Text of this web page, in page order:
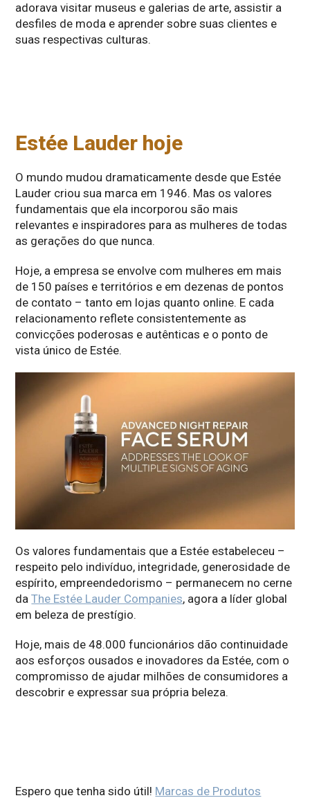
adorava visitar museus e galerias de arte, assistir a
desfiles de moda e aprender sobre suas clientes e
suas respectivas culturas.
Estée Lauder hoje
O mundo mudou dramaticamente desde que Estée
Lauder criou sua marca em 1946. Mas os valores
fundamentais que ela incorporou são mais
relevantes e inspiradores para as mulheres de todas
as gerações do que nunca.
Hoje, a empresa se envolve com mulheres em mais
de 150 países e territórios e em dezenas de pontos
de contato – tanto em lojas quanto online. E cada
relacionamento reflete consistentemente as
convicções poderosas e autênticas e o ponto de
vista único de Estée.
Os valores fundamentais que a Estée estabeleceu –
respeito pelo indivíduo, integridade, generosidade de
espírito, empreendedorismo – permanecem no cerne
daThe Estée Lauder Companies, agora a líder global
em beleza de prestígio.
Hoje, mais de 48.000 funcionários dão continuidade
aos esforços ousados ​​e inovadores da Estée, com o
compromisso de ajudar milhões de consumidores a
descobrir e expressar sua própria beleza.
Espero que tenha sido útil! Marcas de Produtos